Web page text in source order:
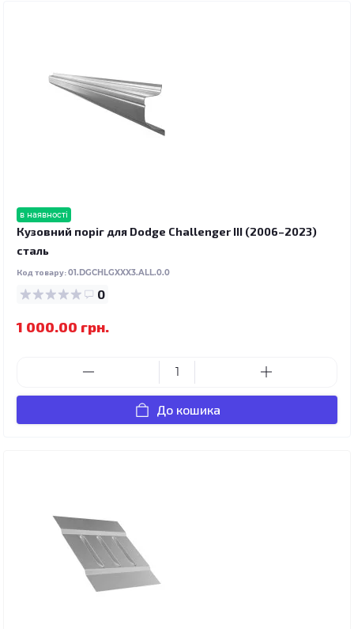
в наявності
Кузовний поріг для Dodge Challenger III (2006–2023)
сталь
Код товару:01.DGCHLGXXX3.ALL.0.0
0
1 000.00 грн.
До кошика